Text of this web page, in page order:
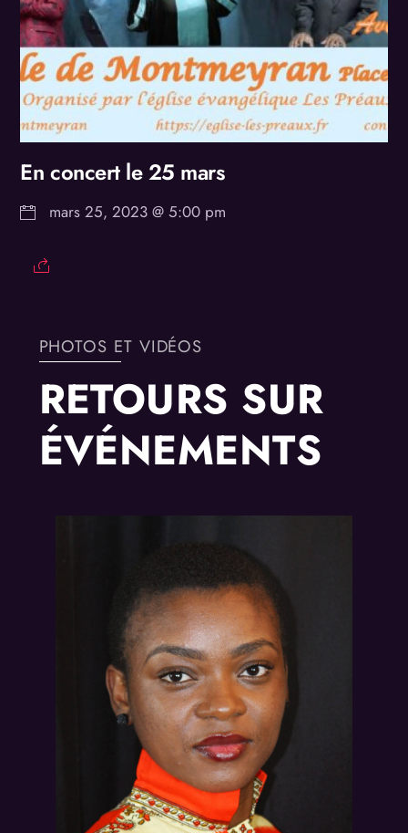
En concert le 25 mars
mars 25, 2023 @ 5:00 pm
PHOTOS ET VIDÉOS
RETOURS SUR
ÉVÉNEMENTS